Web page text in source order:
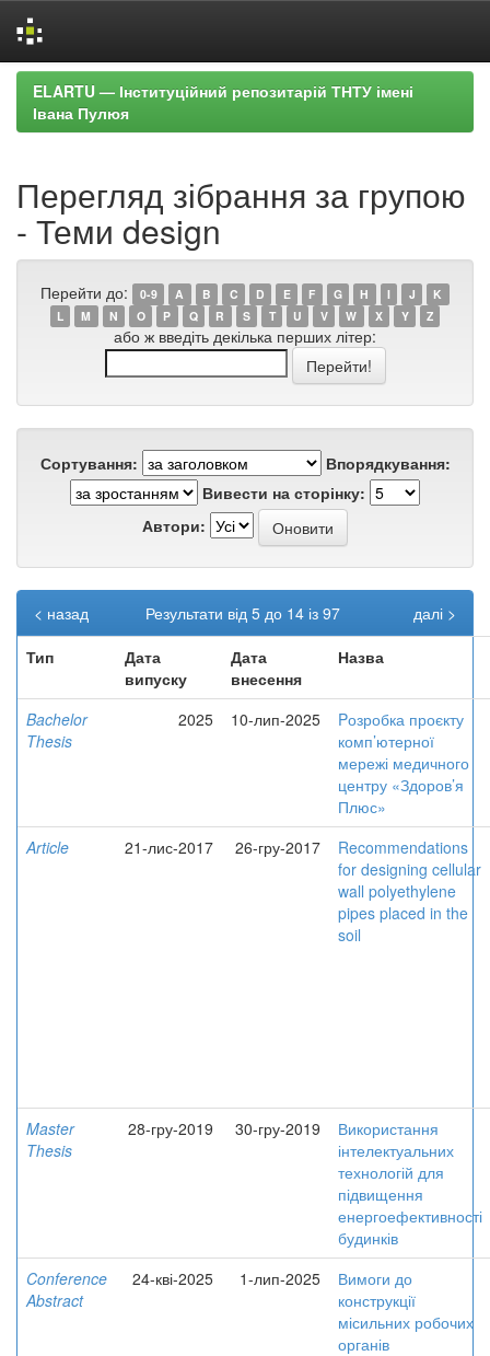
Skip
navigation
ELARTU — Інституційний репозитарій ТНТУ імені
Івана Пулюя
Перегляд зібрання за групою
- Теми design
Перейти до: 0-9 A B C D E F G H I J
K
L
M N O P Q R S T U V W X Y Z
або ж введіть декілька перших літер:
Сортування:
Впорядкування:
Вивести на сторінку:
Автори:
Результати від 5 до 14 із 97
< назад
далі >
Тип
Дата
випуску
Дата
внесення
Назва
Bachelor
Thesis
2025 10-лип-2025
Pозробка проєкту
комп’ютерної
мережі медичного
центру «Здоров’я
Плюс»
Article
21-лис-2017 26-гру-2017
Recommendations
for designing cellular
wall polyethylene
pipes placed in the
soil
Master
Thesis
28-гру-2019 30-гру-2019
Використання
інтелектуальних
технологій для
підвищення
енергоефективності
будинків
Conference
Abstract
24-кві-2025 1-лип-2025
Вимоги до
конструкції
місильних робочих
органів